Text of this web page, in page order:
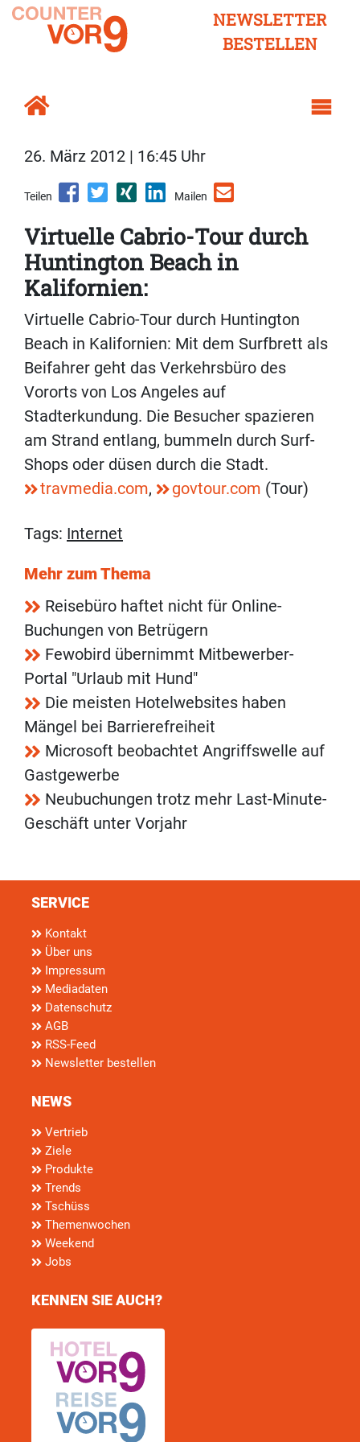
NEWSLETTER
BESTELLEN
26. März 2012 | 16:45 Uhr
Teilen Mailen
Virtuelle Cabrio-Tour durch
Huntington Beach in
Kalifornien:
Virtuelle Cabrio-Tour durch Huntington
Beach in Kalifornien: Mit dem Surfbrett als
Beifahrer geht das Verkehrsbüro des
Vororts von Los Angeles auf
Stadterkundung. Die Besucher spazieren
am Strand entlang, bummeln durch Surf-
Shops oder düsen durch die Stadt.
travmedia.com, govtour.com (Tour)
Tags: Internet
Mehr zum Thema
Reisebüro haftet nicht für Online-
Buchungen von Betrügern
Fewobird übernimmt Mitbewerber-
Portal "Urlaub mit Hund"
Die meisten Hotelwebsites haben
Mängel bei Barrierefreiheit
Microsoft beobachtet Angriffswelle auf
Gastgewerbe
Neubuchungen trotz mehr Last-Minute-
Geschäft unter Vorjahr
SERVICE
Kontakt
Über uns
Impressum
Mediadaten
Datenschutz
AGB
RSS-Feed
Newsletter bestellen
NEWS
Vertrieb
Ziele
Produkte
Trends
Tschüss
Themenwochen
Weekend
Jobs
KENNEN SIE AUCH?